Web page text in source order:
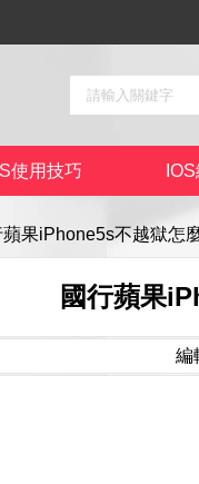
使用技巧
蘋果iPhone5s不越獄怎
國行蘋果
編